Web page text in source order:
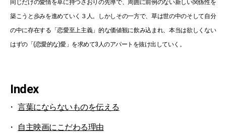
同じだけの愛情を草に持つさおりの先導で、周囲に前例のない新しい関係性を
築こうと歩みを進めていく３人。しかしその一方で、草は世の中のそして自分
の中に存在する「恋愛至上主義」的な価値観に飲み込まれ、本当は欲しくない
はずの「(恋愛的な)愛」を求めて3人のアパートを抜け出していく。
Index
言葉にならないものを伝える
自主映画にこだわる理由